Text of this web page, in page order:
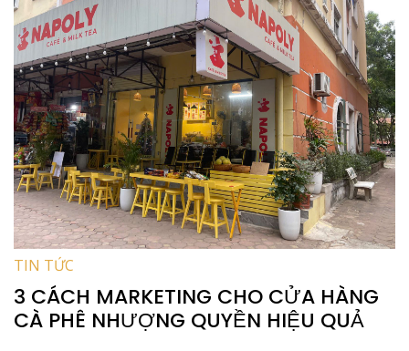
TIN TỨC
3 CÁCH MARKETING CHO CỬA HÀNG
CÀ PHÊ NHƯỢNG QUYỀN HIỆU QUẢ